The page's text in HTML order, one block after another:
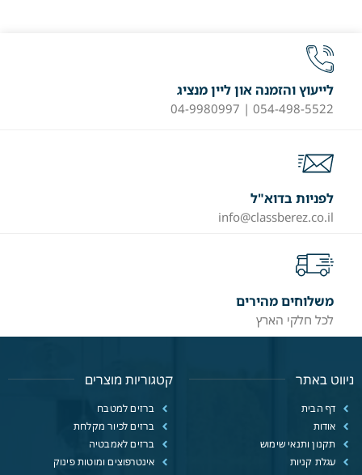
לייעוץ והזמנה און ליין מנציג
054-498-5522 | 04-9980997
לפניות בדוא"ל
info@classberez.co.il
משלוחים מהירים
לכל חלקי הארץ
ניווט באתר
דף הבית
אודות
תקנון ותנאי שימוש
עגלת קניות
קטגוריות מוצרים
ברזים למטבח
ברזים לכיור מקלחת
ברזים לאמבטיה
אינטרפוצים ומוטות פינוק